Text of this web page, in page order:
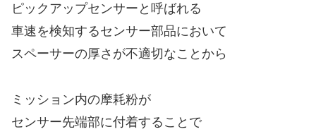
ピックアップセンサーと呼ばれる
車速を検知するセンサー部品において
スペーサーの厚さが不適切なことから
ミッション内の摩耗粉が
センサー先端部に付着することで